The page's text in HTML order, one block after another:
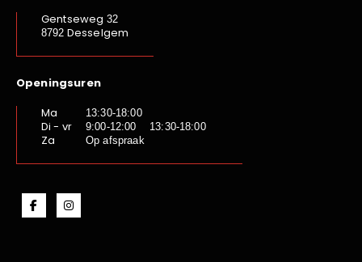
Gentseweg 32
8792 Desselgem
Openingsuren
Ma
13:30-18:00
Di - vr 9:00-12:00 13:30-18:00
Za Op afspraak